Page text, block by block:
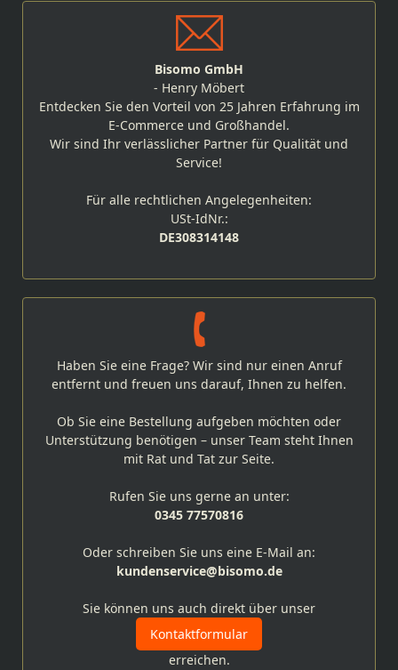
Bisomo GmbH
- Henry Möbert
Entdecken Sie den Vorteil von 25 Jahren Erfahrung im
E-Commerce und Großhandel.
Wir sind Ihr verlässlicher Partner für Qualität und
Service!
Für alle rechtlichen Angelegenheiten:
USt-IdNr.:
DE308314148
Haben Sie eine Frage? Wir sind nur einen Anruf
entfernt und freuen uns darauf, Ihnen zu helfen.
Ob Sie eine Bestellung aufgeben möchten oder
Unterstützung benötigen – unser Team steht Ihnen
mit Rat und Tat zur Seite.
Rufen Sie uns gerne an unter:
0345 77570816
Oder schreiben Sie uns eine E-Mail an:
kundenservice@bisomo.de
Sie können uns auch direkt über unser
Kontaktformular
erreichen.